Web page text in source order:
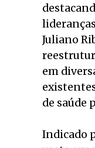
Juliano
em
de saúde
Indicado